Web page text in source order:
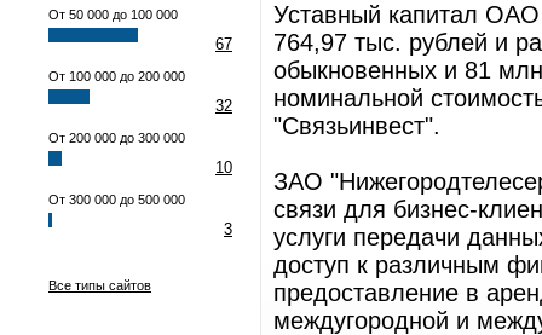
От 50 000 до 100 000
67
От 100 000 до 200 000
32
От 200 000 до 300 000
10
От 300 000 до 500 000
3
Все типы сайтов
Уставный капитал ОАО
764,97 тыс. рублей и
обыкновенных и 81
номинальной
"Связьинвест".
ЗАО
связи для бизнес-
услуги передачи
доступ к различным
предоставление в
междугородной и